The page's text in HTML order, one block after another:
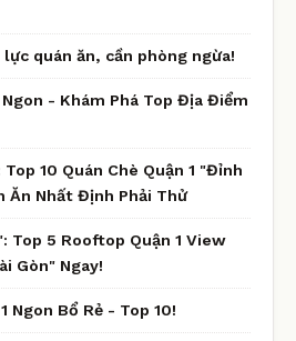
lực quán ăn, cần phòng ngừa!
Ngon - Khám Phá Top Địa Điểm
10 Quán Chè Quận 1 "Đỉnh
Ăn Nhất Định Phải Thử
Top 5 Rooftop Quận 1 View
Gòn" Ngay!
Ngon Bổ Rẻ - Top 10!